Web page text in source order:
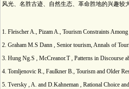
风光、名胜古迹、自然生态、革命胜地的兴趣较
1. Fleischer A., Pizam A., Tourism Constraints
2. Graham M.S Dann , Senior tourism, Annals of
3. Hung Ng.S , McCreanor.T , Patterns in Discourse
4. Tomljenovic R., Faulkner B., Tourism and Older
5. Tversky , A. and D.Kahneman , Rational Choice